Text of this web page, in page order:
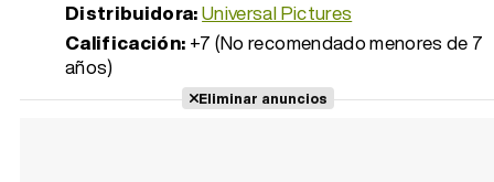
Distribuidora:Universal Pictures
Calificación: +7 (No recomendado menores de 7
años)
Eliminar anuncios